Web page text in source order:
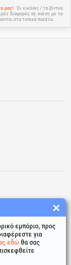
μας!
Οι εικόνες / τα βίντεο
διαφορές σε σχέση με το
στα τυπικά πακέτα.
εμπόριο, προς
για
εδώ θα σας